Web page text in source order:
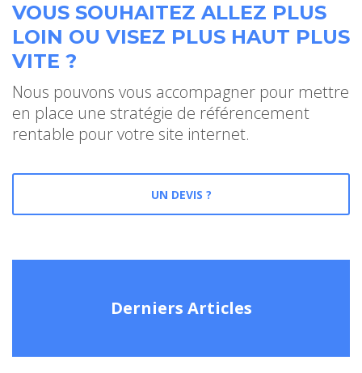
VOUS SOUHAITEZ ALLEZ PLUS
LOIN OU VISEZ PLUS HAUT PLUS
VITE ?
Nous pouvons vous accompagner pour mettre
en place une stratégie de référencement
rentable pour votre site internet.
UN DEVIS ?
Derniers Articles